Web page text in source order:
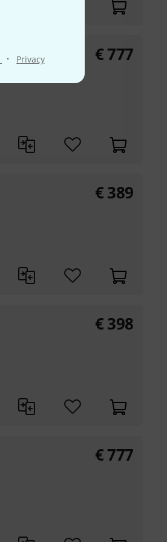
· Privacy €777
€389
€398
€777